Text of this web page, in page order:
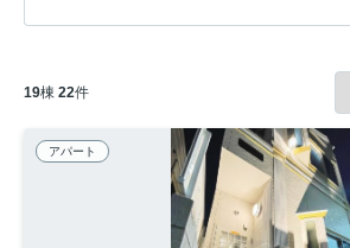
19棟 22件
アパート